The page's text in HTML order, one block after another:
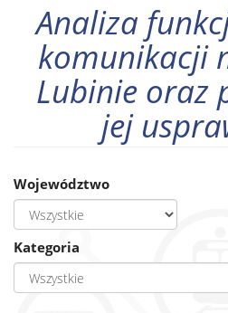
Analiza
komunikacji
Lubinie oraz
jej
Województwo
Kategoria